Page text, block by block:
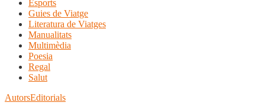
Esports
Guies de Viatge
Literatura de Viatges
Manualitats
Multimèdia
Poesia
Regal
Salut
AutorsEditorials